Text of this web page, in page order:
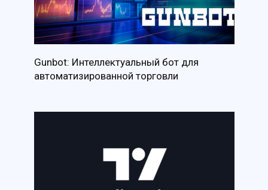
Gunbot: Интеллектуальный бот для
автоматизированной торговли